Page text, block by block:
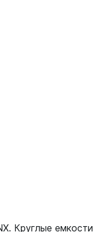
Круглые